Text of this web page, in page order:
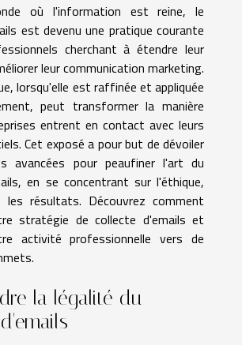
où l'information est reine, le
est devenu une pratique courante
cherchant à étendre leur
leur communication marketing.
lorsqu'elle est raffinée et appliquée
peut transformer la manière
entrent en contact avec leurs
Cet exposé a pour but de dévoiler
avancées pour peaufiner l'art du
en se concentrant sur l'éthique,
résultats. Découvrez comment
stratégie de collecte d'emails et
activité professionnelle vers de
la légalité du